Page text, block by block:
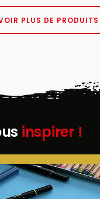
PLUS DE PRODUITS
inspirer !